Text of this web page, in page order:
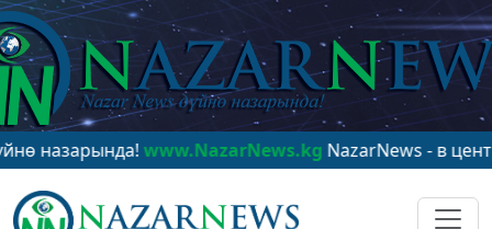
www.NazarNews.kgNazarNews - в центре